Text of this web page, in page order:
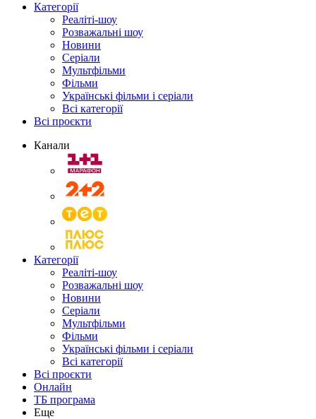
Категорії
Реаліті-шоу
Розважальні шоу
Новини
Серіали
Мультфільми
Фільми
Українські фільми і серіали
Всі категорії
Всі проєкти
Канали
Категорії
Реаліті-шоу
Розважальні шоу
Новини
Серіали
Мультфільми
Фільми
Українські фільми і серіали
Всі категорії
Всі проєкти
Онлайн
ТБ програма
Еще